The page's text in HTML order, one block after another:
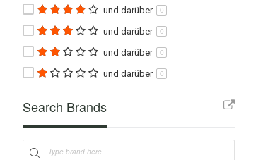
und darüber 0
und darüber 0
und darüber 0
und darüber 0
Search Brands